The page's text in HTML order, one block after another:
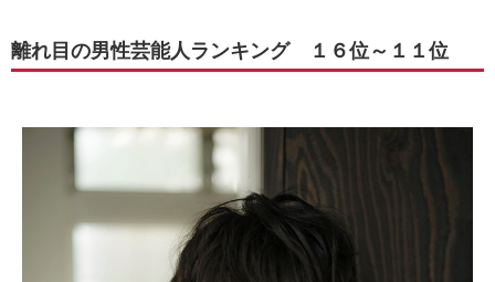
離れ目の男性芸能人ランキング １６位～１１位